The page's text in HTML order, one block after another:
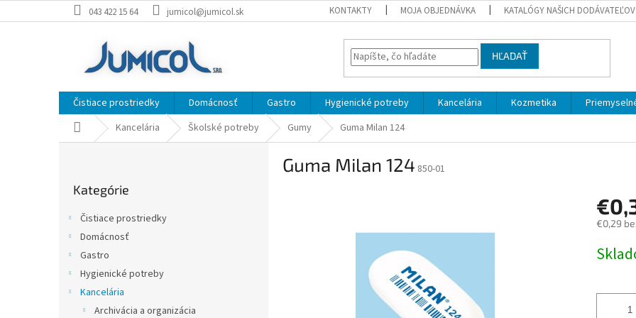
na
043 422 15 64 jumicol@jumicol.sk KONTAKTY MOJA OBJEDNÁVKA KATALÓGY NAŠICH DODÁVATEĽOV
HĽADAŤ
Čistiace prostriedky Domácnosť Gastro Hygienické potreby Kancelária Kozmetika
DomovKancelária Školské potreby Gumy Guma Milan 124
kategórie
Kategórie
Čistiace prostriedky
Domácnosť
Gastro
Hygienické potreby
Kancelária
Archivácia a organizácia
Guma Milan 124 850-01
€0,29
cena: